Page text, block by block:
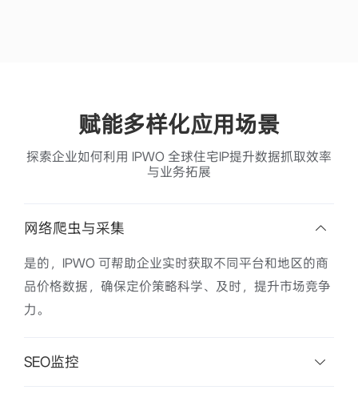
赋能多样化应用场景
探索企业如何利用 IPWO 全球住宅IP提升数据抓取效率
与业务拓展
网络爬虫与采集
是的，IPWO 可帮助企业实时获取不同平台和地区的商
品价格数据，确保定价策略科学、及时，提升市场竞争
力。
SEO监控